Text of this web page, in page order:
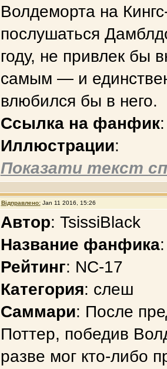
Волдеморта на
послушаться
году, не привлек бы
самым — и
влюбился бы в него.
Ссылка на фанфик
Иллюстрации:
Показати текст
Відправлено: Jan 11 2016, 15:26
Автор: TsissiBlack
Название фанфика
Рейтинг: NC-17
Категория: слеш
Саммари: После
Поттер, победив
разве мог кто-либо